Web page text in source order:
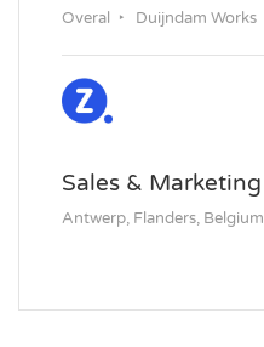
Overal Duijndam Works
Sales & Marketing
Antwerp, Flanders, Belgium